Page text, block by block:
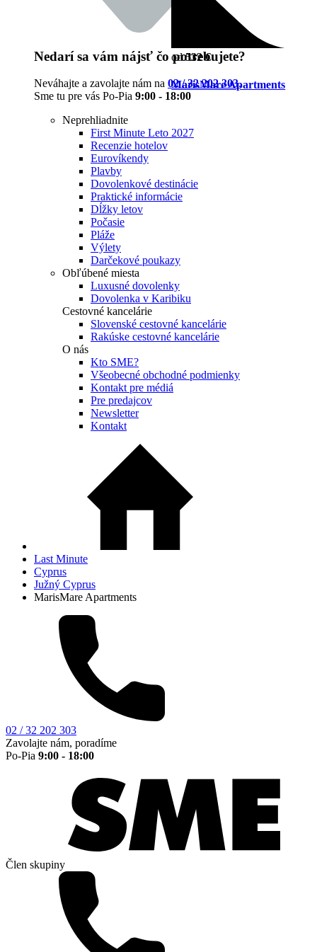
Nedarí sa vám nájsť čo potrebujete?
Neváhajte a zavolajte nám na 02 / 32 202 303.
Sme tu pre vás Po-Pia 9:00 - 18:00
Neprehliadnite
First Minute Leto 2027
Recenzie hotelov
Eurovíkendy
Plavby
Dovolenkové destinácie
Praktické informácie
Dĺžky letov
Počasie
Pláže
Výlety
Darčekové poukazy
Obľúbené miesta
Luxusné dovolenky
Dovolenka v Karibiku
Cestovné kancelárie
Slovenské cestovné kancelárie
Rakúske cestovné kancelárie
O nás
Kto SME?
Všeobecné obchodné podmienky
Kontakt pre médiá
Pre predajcov
Newsletter
Kontakt
Last Minute
Cyprus
Južný Cyprus
MarisMare Apartments
02 / 32 202 303
Zavolajte nám, poradíme
Po-Pia 9:00 - 18:00
Člen skupiny
od532 €
MarisMare Apartments